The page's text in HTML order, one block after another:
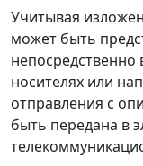
Учитывая
может быть
носителях или
отправления с
быть передана в